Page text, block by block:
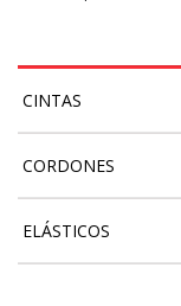
CINTAS
CORDONES
ELÁSTICOS